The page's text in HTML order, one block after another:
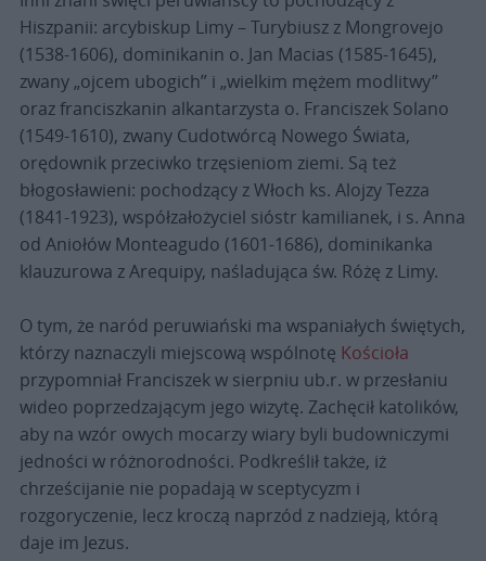
Hiszpanii: arcybiskup Limy – Turybiusz z Mongrovejo
(1538-1606), dominikanin o. Jan Macias (1585-1645),
zwany „ojcem ubogich” i „wielkim mężem modlitwy”
oraz franciszkanin alkantarzysta o. Franciszek Solano
(1549-1610), zwany Cudotwórcą Nowego Świata,
orędownik przeciwko trzęsieniom ziemi. Są też
błogosławieni: pochodzący z Włoch ks. Alojzy Tezza
(1841-1923), współzałożyciel sióstr kamilianek, i s. Anna
od Aniołów Monteagudo (1601-1686), dominikanka
klauzurowa z Arequipy, naśladująca św. Różę z Limy.
O tym, że naród peruwiański ma wspaniałych świętych,
którzy naznaczyli miejscową wspólnotę Kościoła
przypomniał Franciszek w sierpniu ub.r. w przesłaniu
wideo poprzedzającym jego wizytę. Zachęcił katolików,
aby na wzór owych mocarzy wiary byli budowniczymi
jedności w różnorodności. Podkreślił także, iż
chrześcijanie nie popadają w sceptycyzm i
rozgoryczenie, lecz kroczą naprzód z nadzieją, którą
daje im Jezus.